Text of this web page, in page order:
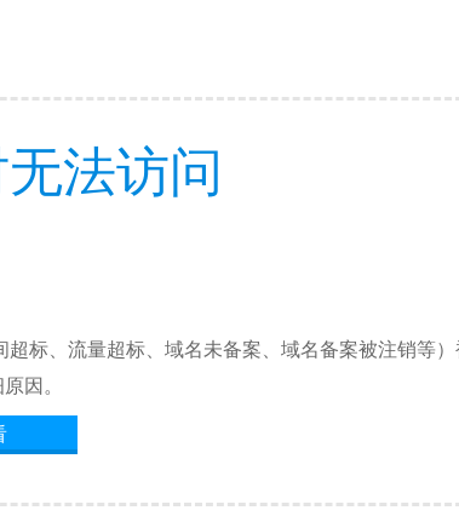
法访问
标、流量超标、域名未备案、域名备案被注销等）
因。